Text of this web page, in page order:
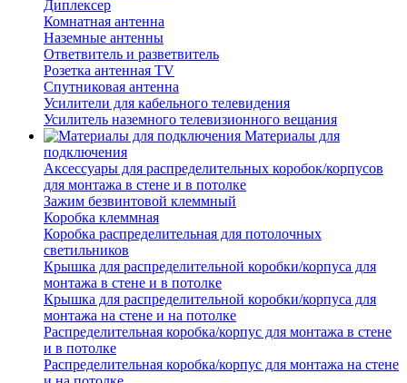
Диплексер
Комнатная антенна
Наземные антенны
Ответвитель и разветвитель
Розетка антенная TV
Спутниковая антенна
Усилители для кабельного телевидения
Усилитель наземного телевизионного вещания
Материалы для
подключения
Аксессуары для распределительных коробок/корпусов
для монтажа в стене и в потолке
Зажим безвинтовой клеммный
Коробка клеммная
Коробка распределительная для потолочных
светильников
Крышка для распределительной коробки/корпуса для
монтажа в стене и в потолке
Крышка для распределительной коробки/корпуса для
монтажа на стене и на потолке
Распределительная коробка/корпус для монтажа в стене
и в потолке
Распределительная коробка/корпус для монтажа на стене